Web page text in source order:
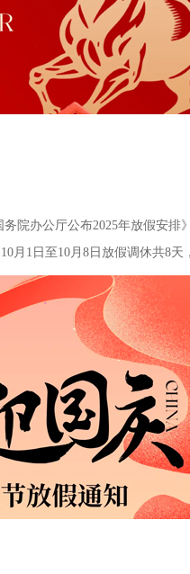
院办公厅公布2025年放假安排
月1日至10月8日放假调休共8天
常上班。特此通知！提前祝大